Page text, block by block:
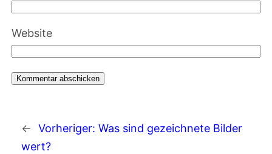
Website
← Vorheriger: Was sind gezeichnete Bilder
wert?